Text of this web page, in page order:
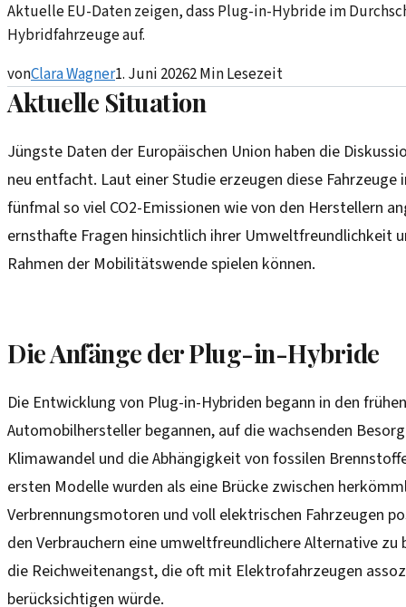
Aktuelle EU-Daten zeigen, dass Plug-in-Hybride im
Hybridfahrzeuge auf.
vonClara Wagner1. Juni 20262Min Lesezeit
Aktuelle Situation
Jüngste Daten der Europäischen Union haben die
neu entfacht. Laut einer Studie erzeugen diese Fahrzeuge
fünfmal so viel CO2-Emissionen wie von den Herstellern
ernsthafte Fragen hinsichtlich ihrer Umweltfreundlichkeit
Rahmen der Mobilitätswende spielen können.
Die Anfänge der Plug-in-Hybride
Die Entwicklung von Plug-in-Hybriden begann in den
Automobilhersteller begannen, auf die wachsenden
Klimawandel und die Abhängigkeit von fossilen
ersten Modelle wurden als eine Brücke zwischen
Verbrennungsmotoren und voll elektrischen Fahrzeugen
den Verbrauchern eine umweltfreundlichere Alternative
die Reichweitenangst, die oft mit Elektrofahrzeugen
berücksichtigen würde.